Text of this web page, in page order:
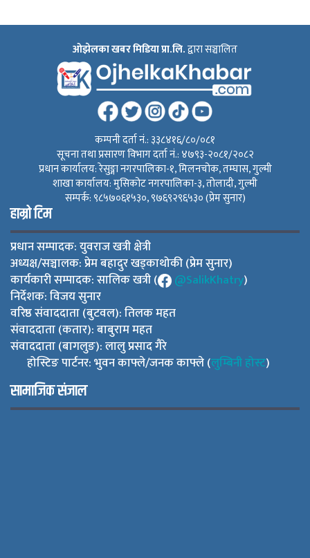
ओझेलका खबर मिडिया प्रा.लि.द्वारा सञ्चालित
कम्पनी दर्ता नं.: ३३८४१६/८०/०८१
सूचना तथा प्रसारण विभाग दर्ता नं.: ४७९३-२०८१/२०८२
प्रधान कार्यालय: रेसुङ्गा नगरपालिका-१, मिलनचोक, तम्घास, गुल्मी
शाखा कार्यालय: मुसिकोट नगरपालिका-३, तोलादी, गुल्मी
सम्पर्क: ९८५७०६१५३०, ९७६९२९६५३० (प्रेम सुनार)
हाम्रो टिम
प्रधान सम्पादक: युवराज खत्री क्षेत्री
अध्यक्ष/सञ्चालक: प्रेम बहादुर खड्काथोकी (प्रेम सुनार)
कार्यकारी सम्पादक: सालिक खत्री (
@SalikKhatry)
निर्देशक: विजय सुनार
वरिष्ठ संवाददाता (बुटवल): तिलक महत
संवाददाता (कतार): बाबुराम महत
संवाददाता (बागलुङ): लालु प्रसाद गैरे
होस्टिङ पार्टनर: भुवन काफ्ले/जनक काफ्ले (लुम्बिनी होस्ट)
सामाजिक संजाल